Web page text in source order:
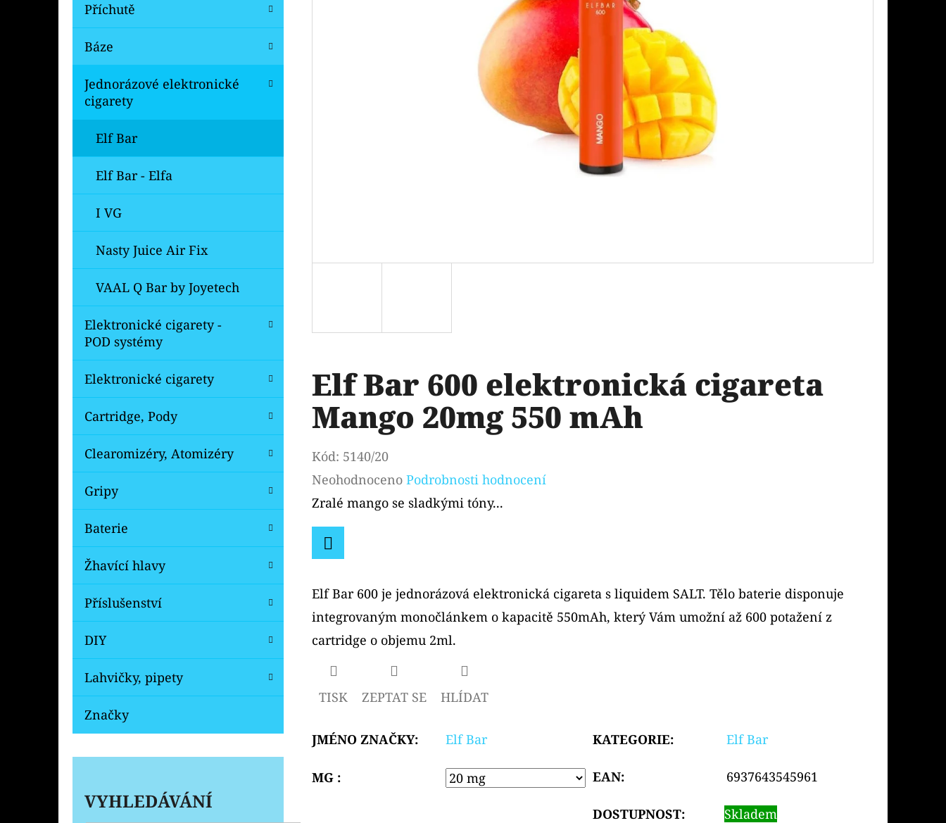
N
Příchutě
Báze
Jednorázové elektronické
cigarety
Elf Bar
Elf Bar - Elfa
I VG
Nasty Juice Air Fix
VAAL Q Bar by Joyetech
Elektronické cigarety -
POD systémy
Elektronické cigarety
Cartridge, Pody
Clearomizéry, Atomizéry
Gripy
Baterie
Žhavící hlavy
Příslušenství
DIY
Lahvičky, pipety
Značky
VYHLEDÁVÁNÍ
Elf Bar 600 elektronická cigareta
Mango 20mg 550 mAh
Kód: 5140/20
Průměrné
hodnocení
produktu
z
5
hvězdiček.
Neohodnoceno Podrobnosti hodnocení
Zralé mango se sladkými tóny...
Elf Bar 600 je jednorázová elektronická cigareta s liquidem SALT. Tělo baterie disponuje
integrovaným monočlánkem o kapacitě 550mAh, který Vám umožní až 600 potažení z
cartridge o objemu 2ml.
TISK ZEPTAT SE HLÍDAT
JMÉNO ZNAČKY: Elf Bar
MG :
KATEGORIE: Elf Bar
EAN: 6937643545961
DOSTUPNOST: Skladem
OXVA ONEO POD CARTRIDGE 3,5ML
Původně: 109 Kč
OXVA XLIM V3 TOP FILL NÁHRADNÍ ELF BAR ELFA PODS CARTRIDGE
2PACK KIWI PASSION FRUIT GUAVA
20MG
239 Kč